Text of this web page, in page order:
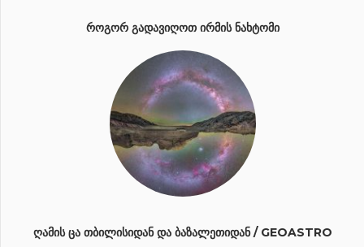
ᲠᲝᲒᲝᲠ ᲒᲐᲓᲐᲕᲘᲦᲝᲗ ᲘᲠᲛᲘᲡ ᲜᲐᲮᲢᲝᲛᲘ
ᲦᲐᲛᲘᲡ ᲪᲐ ᲗᲑᲘᲚᲘᲡᲘᲓᲐᲜ ᲓᲐ ᲑᲐᲖᲐᲚᲔᲗᲘᲓᲐᲜ / GEOASTRO